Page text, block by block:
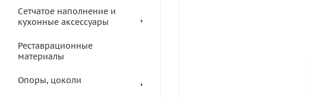
Сетчатое наполнение и
кухонные аксессуары
Реставрационные
материалы
Опоры, цоколи